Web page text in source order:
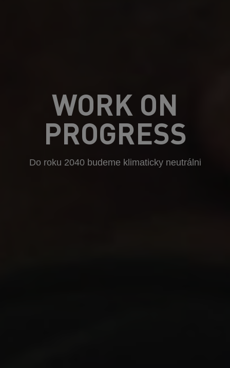
WORK ON
PROGRESS
Do roku 2040 budeme klimaticky neutrálni